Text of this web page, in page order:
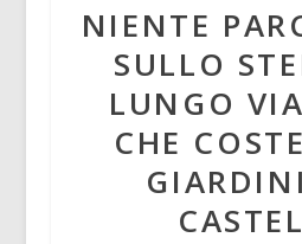
NIENTE
SULLO
LUNGO
CHE